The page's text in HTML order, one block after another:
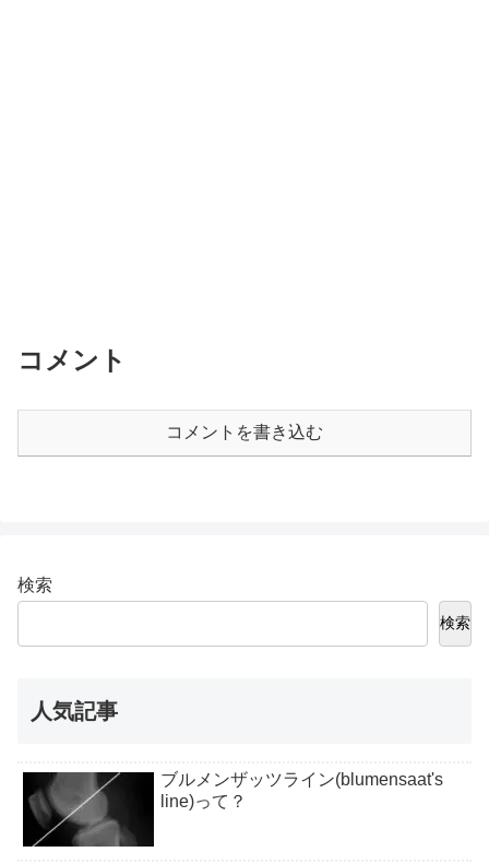
コメント
コメントを書き込む
検索
検索
人気記事
ブルメンザッツライン(blumensaat's
line)って？